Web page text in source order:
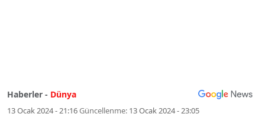
Haberler - Dünya
13 Ocak 2024 - 21:16Güncellenme: 13 Ocak 2024 - 23:05